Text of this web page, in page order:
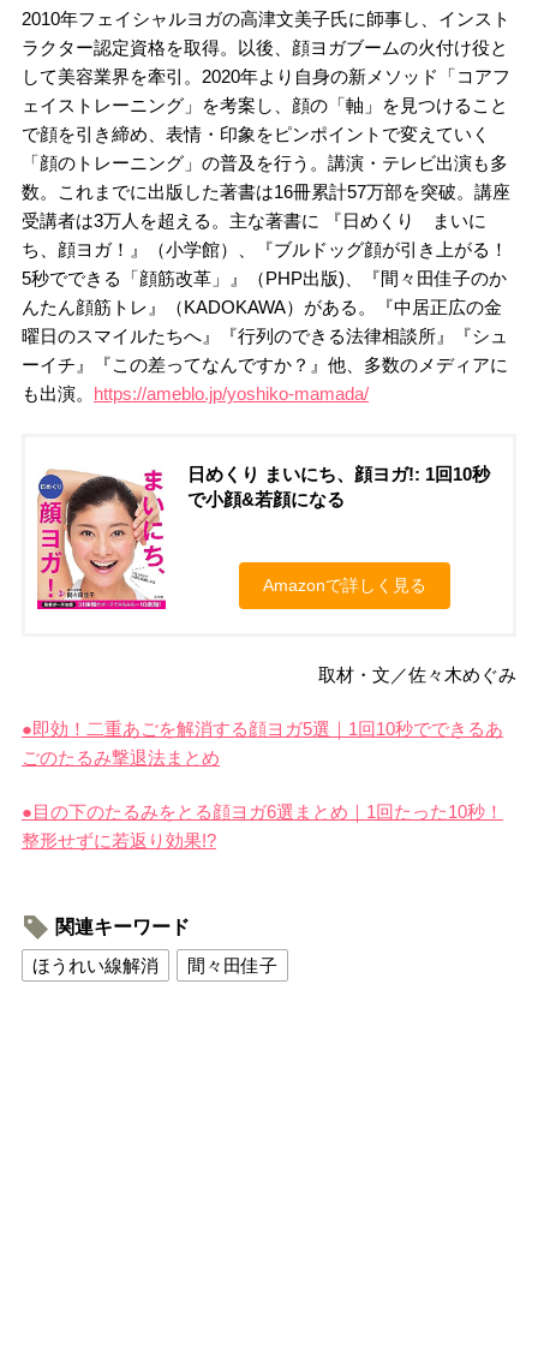
2010年フェイシャルヨガの高津文美子氏に師事し、インスト
ラクター認定資格を取得。以後、顔ヨガブームの火付け役と
して美容業界を牽引。2020年より自身の新メソッド「コアフ
ェイストレーニング」を考案し、顔の「軸」を見つけること
で顔を引き締め、表情・印象をピンポイントで変えていく
「顔のトレーニング」の普及を行う。講演・テレビ出演も多
数。これまでに出版した著書は16冊累計57万部を突破。講座
受講者は3万人を超える。主な著書に 『日めくり まいに
ち、顔ヨガ！』（小学館）、『ブルドッグ顔が引き上がる！
5秒でできる「顔筋改革」』（PHP出版)、『間々田佳子のか
んたん顔筋トレ』（KADOKAWA）がある。『中居正広の金
曜日のスマイルたちへ』『行列のできる法律相談所』『シュ
ーイチ』『この差ってなんですか？』他、多数のメディアに
も出演。 https://ameblo.jp/yoshiko-mamada/
日めくり まいにち、顔ヨガ!: 1回10秒
で小顔&若顔になる
Amazonで詳しく見る
取材・文／佐々木めぐみ
●即効！二重あごを解消する顔ヨガ5選｜1回10秒でできるあ
ごのたるみ撃退法まとめ
●目の下のたるみをとる顔ヨガ6選まとめ｜1回たった10秒！
整形せずに若返り効果!?
関連キーワード
ほうれい線解消
間々田佳子